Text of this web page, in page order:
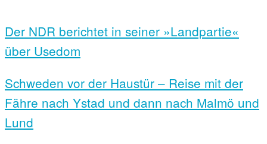
Der NDR berichtet in seiner »Landpartie«
über Usedom
Schweden vor der Haustür – Reise mit der
Fähre nach Ystad und dann nach Malmö und
Lund